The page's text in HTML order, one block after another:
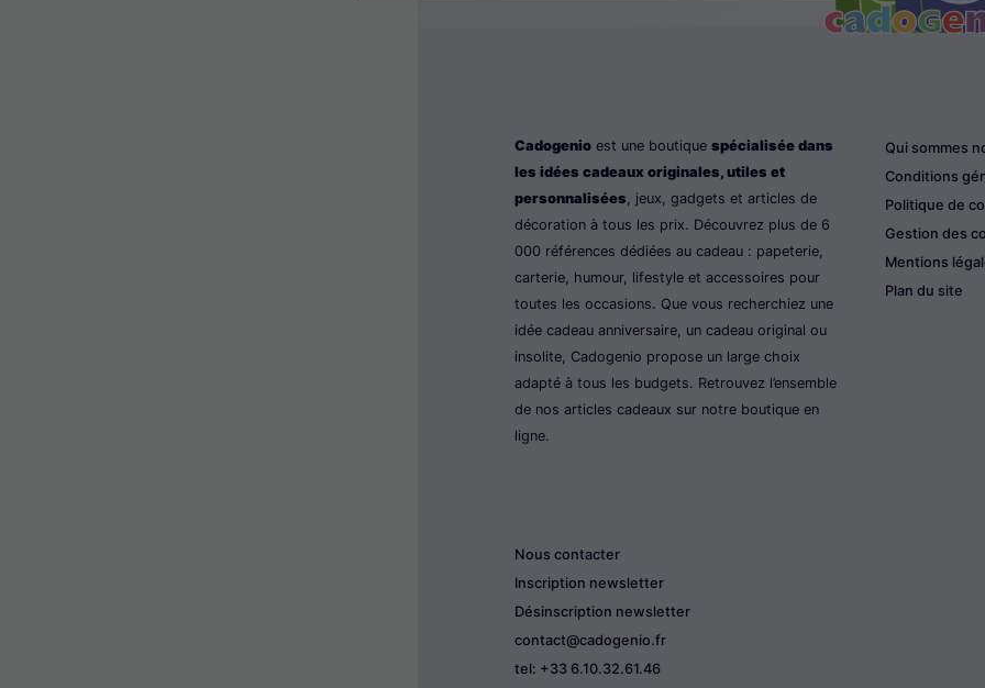
Cadogenio est une boutiquespécialisée dans
les idées cadeaux originales, utiles et
personnalisées, jeux, gadgets et articles de
décoration à tous les prix. Découvrez plus de 6
000 références dédiées au cadeau : papeterie,
carterie, humour, lifestyle et accessoires pour
toutes les occasions. Que vous recherchiez une
idée cadeau anniversaire, un cadeau original ou
insolite, Cadogenio propose un large choix
adapté à tous les budgets. Retrouvez l’ensemble
de nos articles cadeaux sur notre boutique en
ligne.
Qui sommes
Conditions
Politique de
Gestion des
Mentions
Plan du site
Nous contacter
Inscription newsletter
Désinscription newsletter
contact@cadogenio.fr
tel: +33 6.10.32.61.46